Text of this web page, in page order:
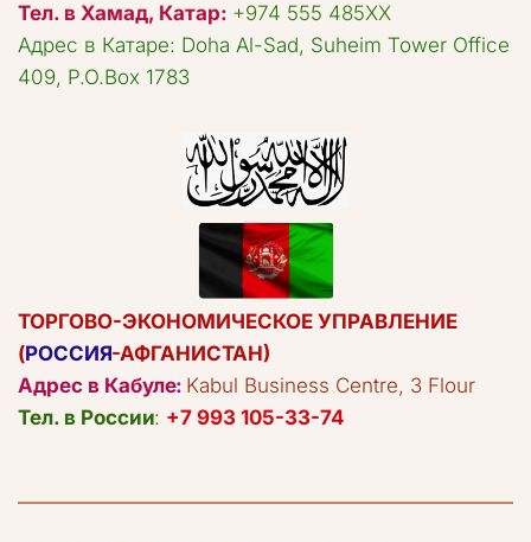
Тел. в Хамад, Катар: +974 555 485XX
Адрес в Катаре: Doha Al-Sad, Suheim Tower Office
ТОРГОВО-ЭКОНОМИЧЕСКОЕ УПРАВЛЕНИЕ
(РОССИЯ-АФГАНИСТАН)
Адрес в Кабуле: Kabul Business Centre, 3 Flour
Тел. в России: +7 993 105-33-74